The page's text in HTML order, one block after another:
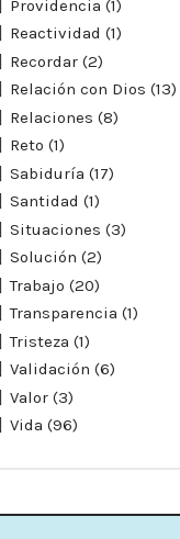
Providencia (1)
Reactividad (1)
Recordar(2)
Relación con Dios (13)
Relaciones (8)
Reto (1)
Sabiduría (17)
Santidad (1)
Situaciones (3)
Solución (2)
Trabajo (20)
Transparencia (1)
Tristeza (1)
Validación (6)
Valor(3)
Vida (96)